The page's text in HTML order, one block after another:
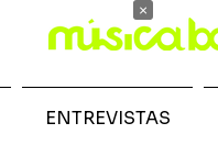
ENTREVISTAS
×